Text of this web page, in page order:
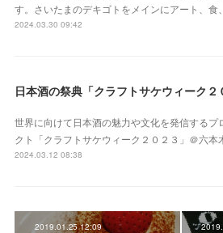
す。さいたまのデキゴトをメインにアート、食
2024.03.30 09:42
世界に向けて日本酒の魅力や文化を発信するプ
クト「クラフトサケウィーク２０２３」＠六本
2024.03.12 08:38
2019.01.25 12:09